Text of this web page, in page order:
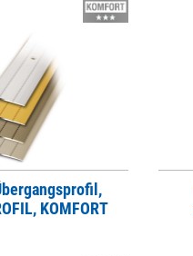
KOMFORT